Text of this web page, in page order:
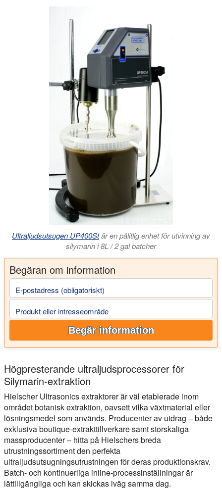
Ultraljudsutsugen UP400Stär en pålitlig enhet för utvinning av
silymarin i 8L / 2 gal batcher
Begäran om information
E-postadress (obligatoriskt)
Produkt eller intresseområde
Begär information
Högpresterande ultraljudsprocessorer för
Silymarin-extraktion
Hielscher Ultrasonics extraktorer är väl etablerade inom
området botanisk extraktion, oavsett vilka växtmaterial eller
lösningsmedel som används. Producenter av utdrag – både
exklusiva boutique-extrakttillverkare samt storskaliga
massproducenter – hitta på Hielschers breda
utrustningssortiment den perfekta
ultraljudsutsugningsutrustningen för deras produktionskrav.
Batch- och kontinuerliga inline-processinställningar är
lättillgängliga och kan skickas iväg samma dag.